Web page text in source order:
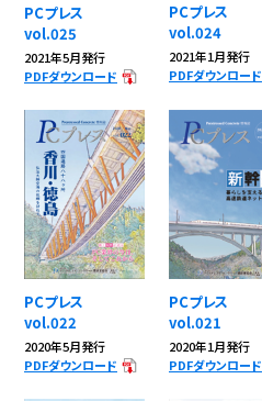
PCプレス
vol.025
2021年5月発行
PDFダウンロード
PCプレス
vol.024
2021年1月発行
PDFダウンロード
PCプレス
vol.022
2020年5月発行
PDFダウンロード
PCプレス
vol.021
2020年1月発行
PDFダウンロード